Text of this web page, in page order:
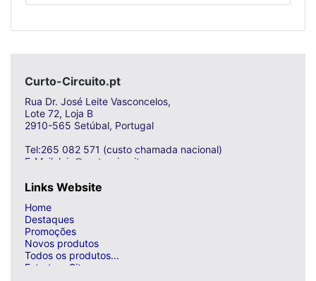
Curto-Circuito.pt
Rua Dr. José Leite Vasconcelos,
Lote 72, Loja B
2910-565 Setúbal, Portugal
Tel:265 082 571 (custo chamada nacional)
E-Mail: loja@curto-circuito.com
Links Website
Home
Destaques
Promoções
Novos produtos
Todos os produtos...
Estrutura Site